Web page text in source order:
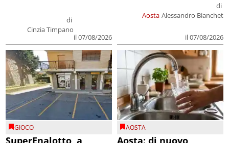
di
Cinzia Timpano
il 07/08/2026
Aosta
di
Alessandro Bianchet
il 07/08/2026
GIOCO
SuperEnalotto, a
AOSTA
Aosta: di nuovo